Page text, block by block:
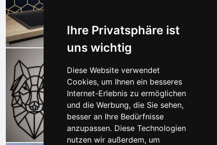
Ihre Privatsphäre ist
uns wichtig
Diese Website verwendet
Cookies, um Ihnen ein besseres
Internet-Erlebnis zu ermöglichen
und die Werbung, die Sie sehen,
besser an Ihre Bedürfnisse
anzupassen. Diese Technologien
nutzen wir außerdem, um